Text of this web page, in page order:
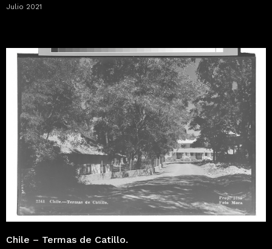
Julio 2021
Chile – Termas de Catillo.